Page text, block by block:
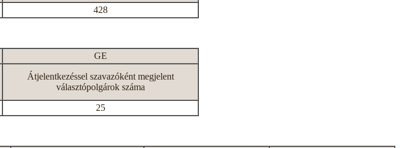
428
GE
Átjelentkezéssel szavazóként megjelent
választópolgárok száma
25